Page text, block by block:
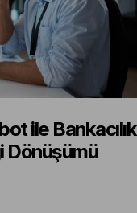
ile Bankacılık